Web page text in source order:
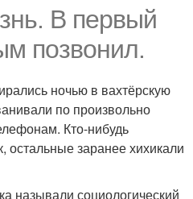
В первый
позвонил.
ночью в вахтёрскую
по произвольно
Кто-нибудь
остальные заранее хихикали
называли социологический